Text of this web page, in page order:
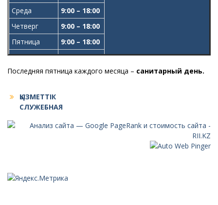
Среда
9:00 – 18:00
Четверг
9:00 – 18:00
Пятница
9:00 – 18:00
Обед
13:00-14:00
Последняя пятница каждого месяца – санитарный день.
ҚЫЗМЕТТІК
СЛУЖЕБНАЯ